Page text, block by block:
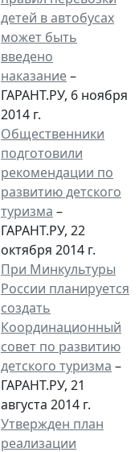
детей в автобусах
может быть
введено
наказание–
ГАРАНТ.РУ, 6 ноября
2014 г.
Общественники
подготовили
рекомендации по
развитию детского
туризма –
ГАРАНТ.РУ, 22
октября 2014 г.
При Минкультуры
России планируется
создать
Координационный
совет по развитию
детского туризма –
ГАРАНТ.РУ, 21
августа 2014 г.
Утвержден план
реализации